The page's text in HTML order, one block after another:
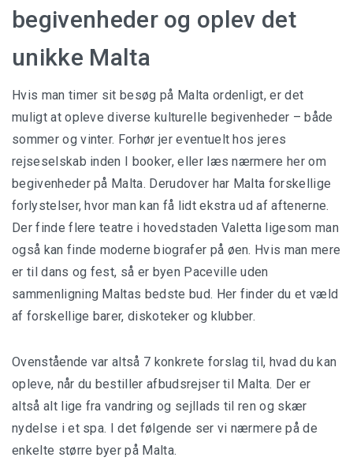
begivenheder og oplev det
unikke Malta
Hvis man timer sit besøg på Malta ordenligt, er det
muligt at opleve diverse kulturelle begivenheder – både
sommer og vinter. Forhør jer eventuelt hos jeres
rejseselskab inden I booker, eller læs nærmere her om
begivenheder på Malta. Derudover har Malta forskellige
forlystelser, hvor man kan få lidt ekstra ud af aftenerne.
Der finde flere teatre i hovedstaden Valetta ligesom man
også kan finde moderne biografer på øen. Hvis man mere
er til dans og fest, så er byen Paceville uden
sammenligning Maltas bedste bud. Her finder du et væld
af forskellige barer, diskoteker og klubber.
Ovenstående var altså 7 konkrete forslag til, hvad du kan
opleve, når du bestiller afbudsrejser til Malta. Der er
altså alt lige fra vandring og sejllads til ren og skær
nydelse i et spa. I det følgende ser vi nærmere på de
enkelte større byer på Malta.